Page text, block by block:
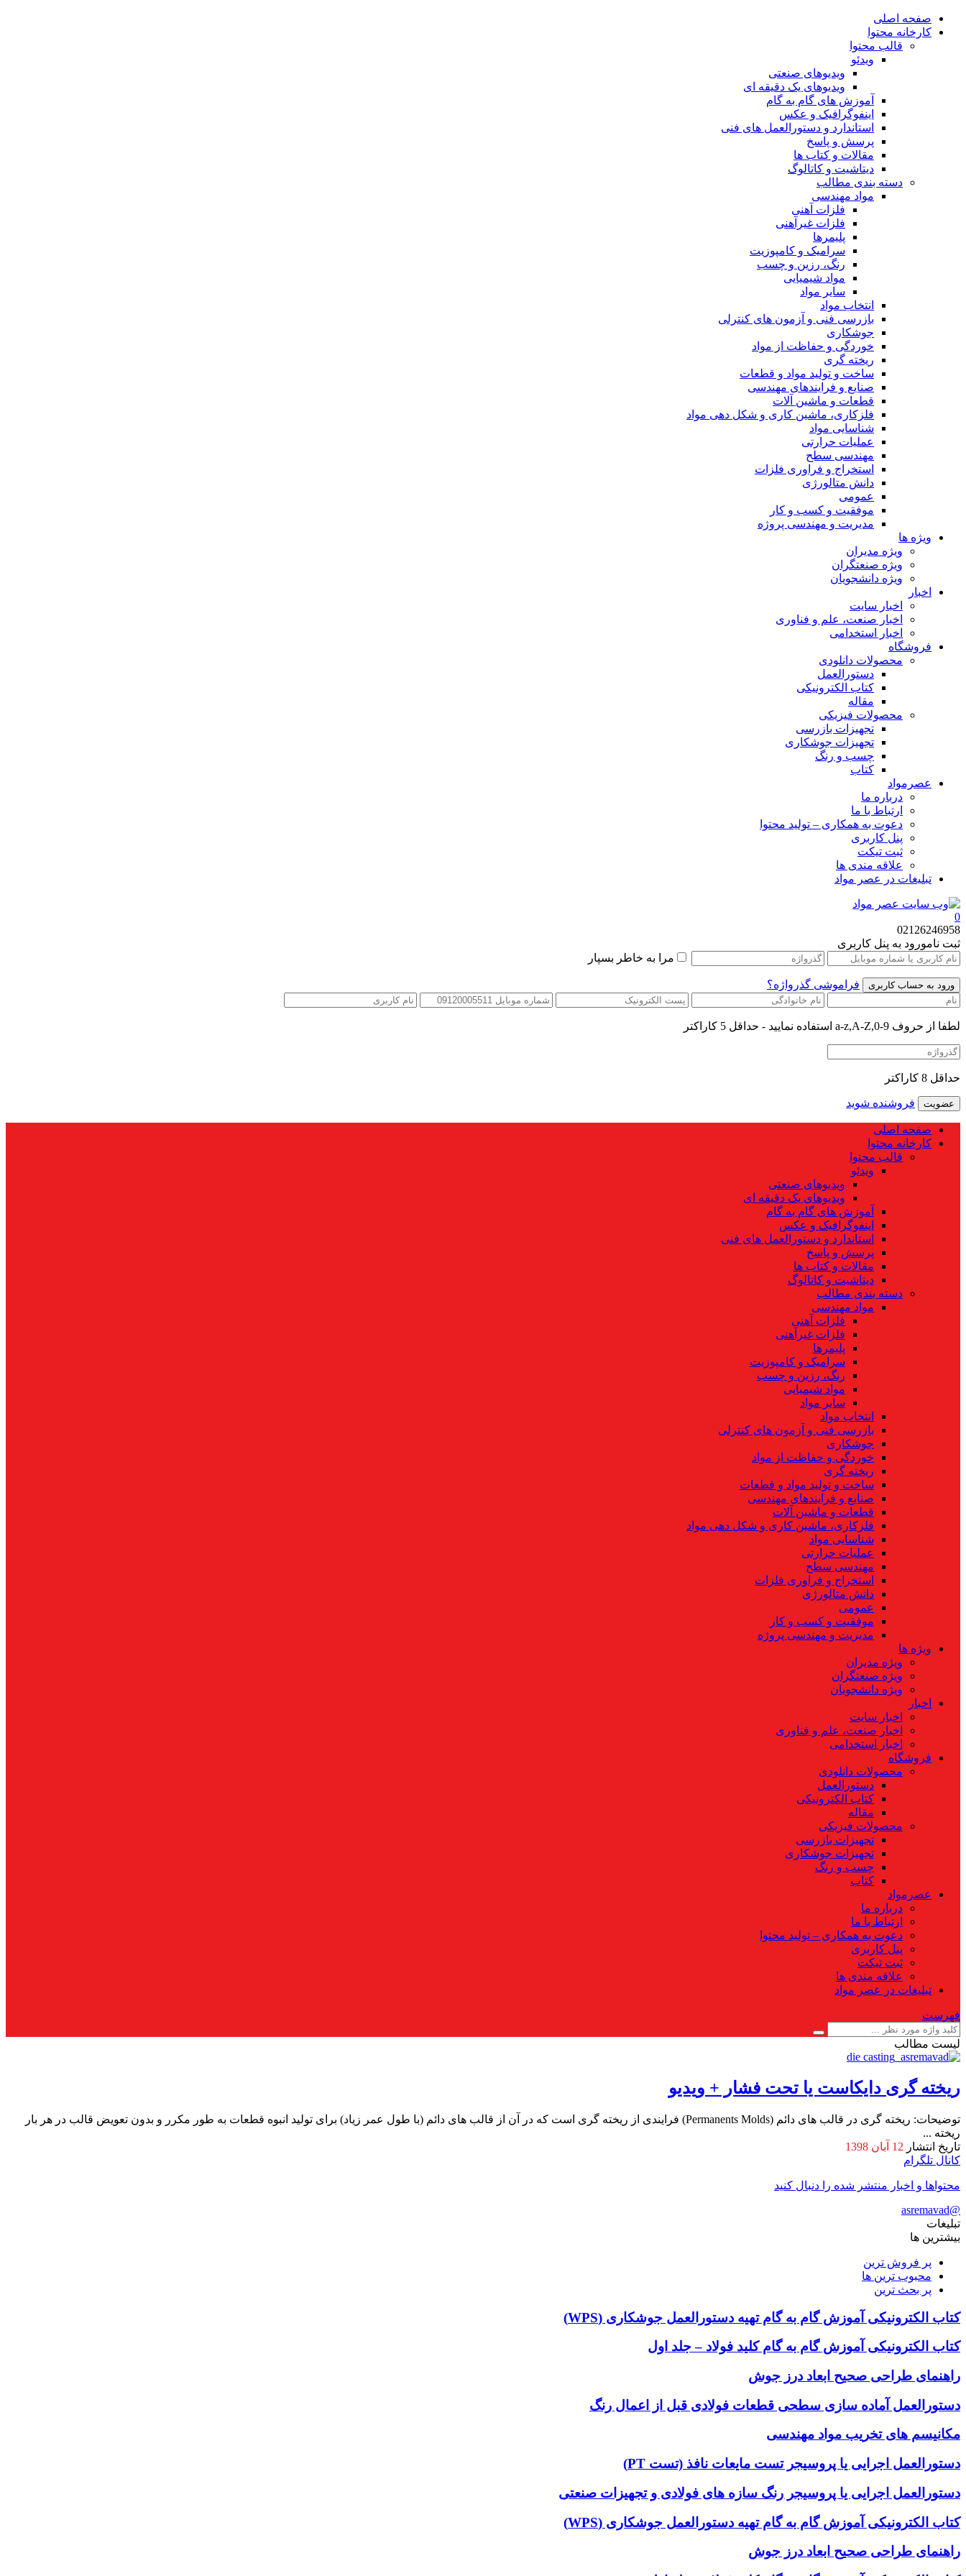
صفحه اصلی
کارخانه محتوا
قالب محتوا
ویدئو
ویدیوهای صنعتی
ویدیوهای یک دقیقه ای
آموزش های گام به گام
اینفوگرافیک و عکس
استاندارد و دستورالعمل های فنی
پرسش و پاسخ
مقالات و کتاب ها
دیتاشیت و کاتالوگ
دسته بندی مطالب
مواد مهندسی
فلزات آهنی
فلزات غیرآهنی
پلیمرها
سرامیک و کامپوزیت
رنگ، رزین و چسب
مواد شیمیایی
سایر مواد
انتخاب مواد
بازرسی فنی و آزمون های کنترلی
جوشکاری
خوردگی و حفاظت از مواد
ریخته گری
ساخت و تولید مواد و قطعات
صنایع و فرایندهای مهندسی
قطعات و ماشین آلات
فلزکاری، ماشین کاری و شکل دهی مواد
شناسایی مواد
عملیات حرارتی
مهندسی سطح
استخراج و فراوری فلزات
دانش متالورژی
عمومی
موفقیت و کسب و کار
مدیریت و مهندسی پروژه
ویژه ها
ویژه مدیران
ویژه صنعتگران
ویژه دانشجویان
اخبار
اخبار سایت
اخبار صنعت، علم و فناوری
اخبار استخدامی
فروشگاه
محصولات دانلودی
دستورالعمل
کتاب الکترونیکی
مقاله
محصولات فیزیکی
تجهیزات بازرسی
تجهیزات جوشکاری
چسب و رنگ
کتاب
عصرمواد
درباره ما
ارتباط با ما
دعوت به همکاری – تولید محتوا
پنل کاربری
ثبت تیکت
علاقه مندی ها
تبلیغات در عصر مواد
0
02126246958
ثبت نامورود به پنل کاربری
مرا به خاطر بسپار
فراموشی گذرواژه؟
لطفا از حروف a-z,A-Z,0-9 استفاده نمایید - حداقل 5 کاراکتر
حداقل 8 کاراکتر
فروشنده شوید
صفحه اصلی
کارخانه محتوا
قالب محتوا
ویدئو
ویدیوهای صنعتی
ویدیوهای یک دقیقه ای
آموزش های گام به گام
اینفوگرافیک و عکس
استاندارد و دستورالعمل های فنی
پرسش و پاسخ
مقالات و کتاب ها
دیتاشیت و کاتالوگ
دسته بندی مطالب
مواد مهندسی
فلزات آهنی
فلزات غیرآهنی
پلیمرها
سرامیک و کامپوزیت
رنگ، رزین و چسب
مواد شیمیایی
سایر مواد
انتخاب مواد
بازرسی فنی و آزمون های کنترلی
جوشکاری
خوردگی و حفاظت از مواد
ریخته گری
ساخت و تولید مواد و قطعات
صنایع و فرایندهای مهندسی
قطعات و ماشین آلات
فلزکاری، ماشین کاری و شکل دهی مواد
شناسایی مواد
عملیات حرارتی
مهندسی سطح
استخراج و فراوری فلزات
دانش متالورژی
عمومی
موفقیت و کسب و کار
مدیریت و مهندسی پروژه
ویژه ها
ویژه مدیران
ویژه صنعتگران
ویژه دانشجویان
اخبار
اخبار سایت
اخبار صنعت، علم و فناوری
اخبار استخدامی
فروشگاه
محصولات دانلودی
دستورالعمل
کتاب الکترونیکی
مقاله
محصولات فیزیکی
تجهیزات بازرسی
تجهیزات جوشکاری
چسب و رنگ
کتاب
عصرمواد
درباره ما
ارتباط با ما
دعوت به همکاری – تولید محتوا
پنل کاربری
ثبت تیکت
علاقه مندی ها
تبلیغات در عصر مواد
فهرست
لیست مطالب
ریخته گری دایکاست یا تحت فشار + ویدیو
توضیحات: ریخته گری در قالب های دائم (Permanents Molds) فرایندی از ریخته گری است که در آن از قالب های دائم (با طول عمر زیاد) برای تولید انبوه قطعات به طور مکرر و بدون تعویض قالب در هر بار
ریخته ...
تاریخ انتشار 12 آبان 1398
کانال تلگرام
محتواها و اخبار منتشر شده را دنبال کنید
@asremavad
تبلیغات
بیشترین ها
پر فروش ترین
محبوب ترین ها
پر بحث ترین
کتاب الکترونیکی آموزش گام به گام تهیه دستورالعمل جوشکاری (WPS)
کتاب الکترونیکی آموزش گام به گام کلید فولاد – جلد اول
راهنمای طراحی صحیح ابعاد درز جوش
دستورالعمل آماده سازی سطحی قطعات فولادی قبل از اعمال رنگ
مکانیسم های تخریب مواد مهندسی
دستورالعمل اجرایی یا پروسیجر تست مایعات نافذ (تست PT)
دستورالعمل اجرایی یا پروسیجر رنگ سازه های فولادی و تجهیزات صنعتی
کتاب الکترونیکی آموزش گام به گام تهیه دستورالعمل جوشکاری (WPS)
راهنمای طراحی صحیح ابعاد درز جوش